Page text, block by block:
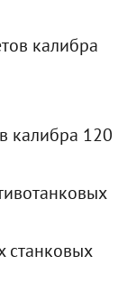
калибра
калибра 120
станковых